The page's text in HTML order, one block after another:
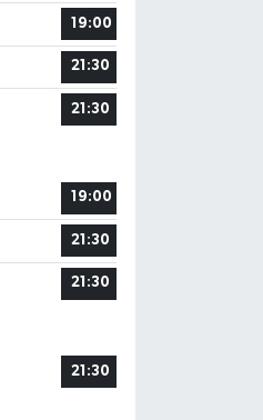
19:00
21:30
21:30
19:00
21:30
21:30
21:30